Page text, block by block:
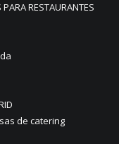
RESTAURANTES
de catering